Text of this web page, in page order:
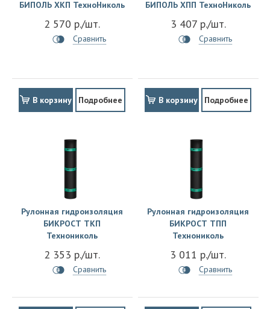
БИПОЛЬ ХКП ТехноНиколь
2 570 р./шт.
Сравнить
В корзину Подробнее
БИПОЛЬ ХПП ТехноНиколь
3 407 р./шт.
Сравнить
В корзину Подробнее
Рулонная гидроизоляция
БИКРОСТ ТКП
Технониколь
2 353 р./шт.
Сравнить
Рулонная гидроизоляция
БИКРОСТ ТПП
Технониколь
3 011 р./шт.
Сравнить